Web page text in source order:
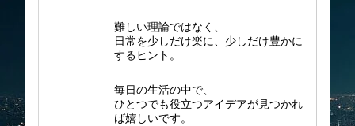
難しい理論ではなく、
日常を少しだけ楽に、少しだけ豊かに
するヒント。
毎日の生活の中で、
ひとつでも役立つアイデアが見つかれ
ば嬉しいです。